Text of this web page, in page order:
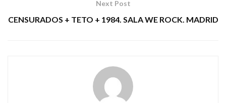
Next Post
CENSURADOS + TETO + 1984. SALA WE ROCK. MADRID